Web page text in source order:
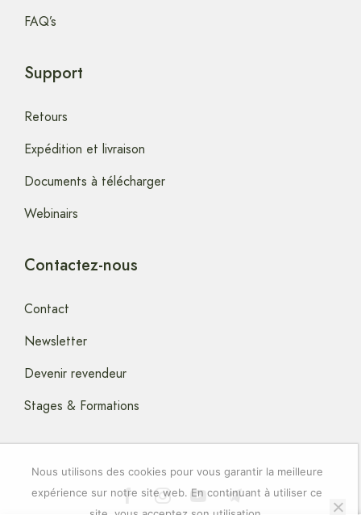
FAQ’s
Support
Retours
Expédition et livraison
Documents à télécharger
Webinairs
Contactez-nous
Contact
Newsletter
Devenir revendeur
Stages & Formations
Nous utilisons des cookies pour vous garantir la meilleure
expérience sur notre site web. En continuant à utiliser ce